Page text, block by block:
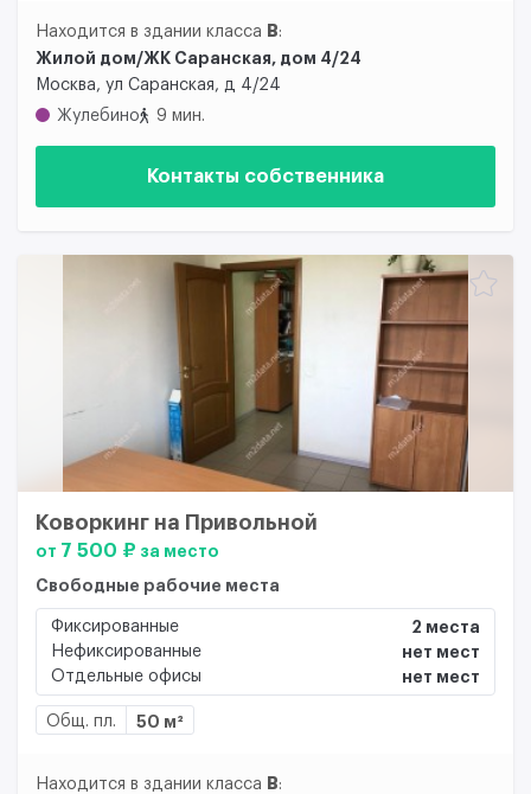
Находится в здании класса B:
Жилой дом/ЖК Саранская, дом 4/24
Москва, ул Саранская, д 4/24
Жулебино
9 мин.
Контакты собственника
Коворкинг на Привольной
от 7 500 ₽ за место
Свободные рабочие места
Фиксированные
2 места
Нефиксированные
нет мест
Отдельные офисы
нет мест
Общ. пл. 50 м²
Находится в здании класса B: